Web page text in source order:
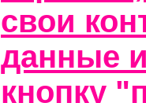
свои
данные
кнопку